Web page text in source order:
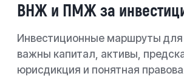
ВНЖ и ПМЖ за
Инвестиционные маршруты для
важны капитал, активы,
юрисдикция и понятная